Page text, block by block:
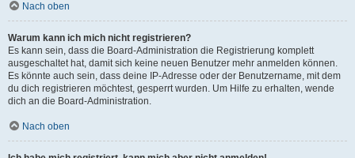
Nach oben
Warum kann ich mich nicht registrieren?
Es kann sein, dass die Board-Administration die Registrierung komplett
ausgeschaltet hat, damit sich keine neuen Benutzer mehr anmelden können.
Es könnte auch sein, dass deine IP-Adresse oder der Benutzername, mit dem
du dich registrieren möchtest, gesperrt wurden. Um Hilfe zu erhalten, wende
dich an die Board-Administration.
Nach oben